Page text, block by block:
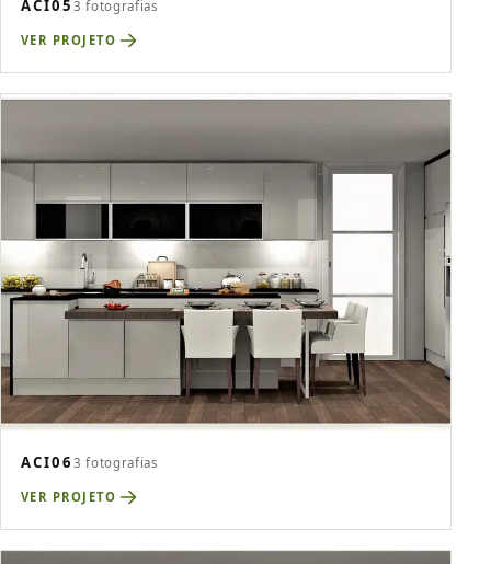
ACI05 3 fotografias
VER PROJETO
ACI06 3 fotografias
VER PROJETO